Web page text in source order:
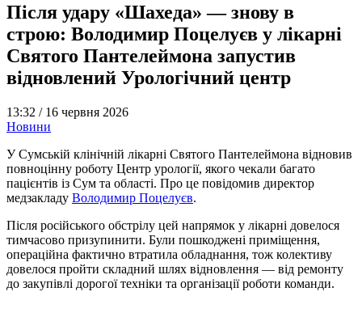
Після удару «Шахеда» — знову в
строю: Володимир Поцелуєв у лікарні
Святого Пантелеймона запустив
відновлений Урологічний центр
13:32 / 16 червня 2026
Новини
У Сумській клінічній лікарні Святого Пантелеймона відновив
повноцінну роботу Центр урології, якого чекали багато
пацієнтів із Сум та області. Про це повідомив директор
медзакладу Володимир Поцелуєв.
Після російського обстрілу цей напрямок у лікарні довелося
тимчасово призупинити. Були пошкоджені приміщення,
операційна фактично втратила обладнання, тож колективу
довелося пройти складний шлях відновлення — від ремонту
до закупівлі дорогої техніки та організації роботи команди.